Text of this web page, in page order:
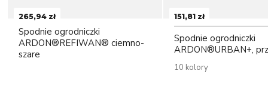
265,94 zł
Spodnie ogrodniczki
ARDON®REFIWAN® ciemno-
szare
151,81 zł
Spodnie ogrodniczki
ARDON®URBAN+,
10 kolory